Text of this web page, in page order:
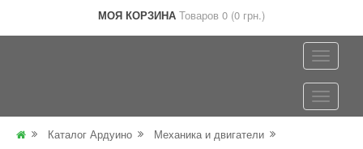
МОЯ КОРЗИНА Товаров 0 (0 грн.)
Каталог Ардуино
Механика и двигатели